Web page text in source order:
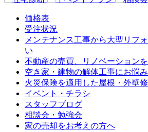
価格表
受注状況
メンテナンス工事から大型リフ
い
不動産の売買、リノベーション
空き家・建物の解体工事にお悩
火災保険を適用した屋根・外壁
イベント・チラシ
スタッフブログ
相談会・勉強会
家の売却をお考えの方へ